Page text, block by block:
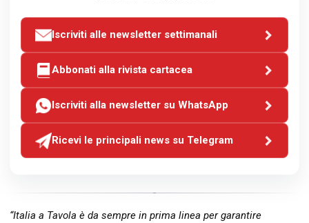
Iscriviti alle newsletter settimanali
Abbonati alla rivista cartacea
Iscriviti alla newsletter su WhatsApp
Ricevi le principali news su Telegram
“Italia a Tavola è da sempre in prima linea per garantire